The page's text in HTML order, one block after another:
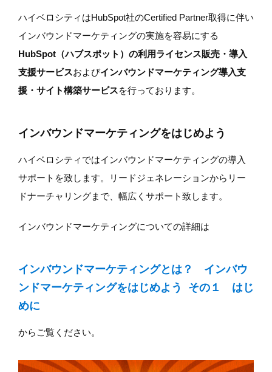
ハイベロシティはHubSpot社のCertified Partner取得に伴い
インバウンドマーケティングの実施を容易にする
HubSpot（ハブスポット）の利用ライセンス販売・導入
支援サービスおよびインバウンドマーケティング導入支
援・サイト構築サービスを行っております。
インバウンドマーケティングをはじめよう
ハイベロシティではインバウンドマーケティングの導入
サポートを致します。リードジェネレーションからリー
ドナーチャリングまで、幅広くサポート致します。
インバウンドマーケティングについての詳細は
インバウンドマーケティングとは？ インバウ
ンドマーケティングをはじめよう その１ はじ
めに
からご覧ください。